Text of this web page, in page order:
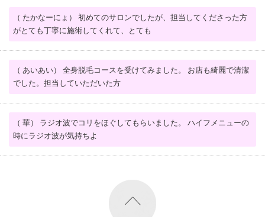
（ たかなーにょ） 初めてのサロンでしたが、担当してくださった方
がとても丁寧に施術してくれて、とても
（ あいあい） 全身脱毛コースを受けてみました。 お店も綺麗で清潔
でした。担当していただいた方
（ 華） ラジオ波でコリをほぐしてもらいました。 ハイフメニューの
時にラジオ波が気持ちよ